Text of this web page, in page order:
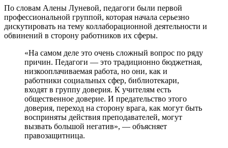
По словам Алены Луневой, педагоги были первой
профессиональной группой, которая начала серьезно
дискутировать на тему коллаборационной деятельности и
обвинений в сторону работников их сферы.
«На самом деле это очень сложный вопрос по ряду
причин. Педагоги — это традиционно бюджетная,
низкооплачиваемая работа, но они, как и
работники социальных сфер, библиотекари,
входят в группу доверия. К учителям есть
общественное доверие. И предательство этого
доверия, переход на сторону врага, как могут быть
восприняты действия преподавателей, могут
вызвать большой негатив», — объясняет
правозащитница.